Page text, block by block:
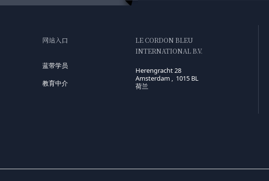
网站入口
蓝带学员
教育中介
LE CORDON BLEU
INTERNATIONAL B.V.
Herengracht 28
Amsterdam , 1015 BL
荷兰